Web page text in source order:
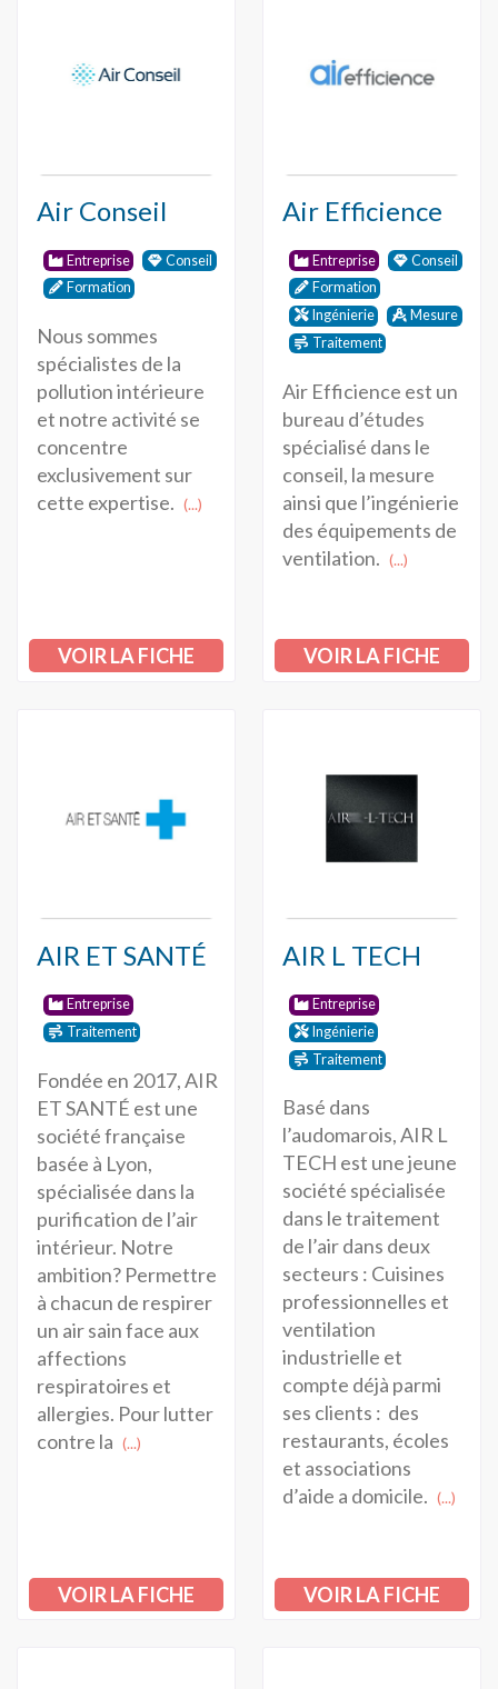
Air Conseil
Entreprise
Conseil
Formation
Nous sommes
spécialistes de la
pollution intérieure
et notre activité se
concentre
exclusivement sur
cette expertise. (...)
VOIR LA FICHE
Air Efficience
Entreprise
Conseil
Formation
Ingénierie
Mesure
Traitement
Air Efficience est un
bureau d’études
spécialisé dans le
conseil, la mesure
ainsi que l’ingénierie
des équipements de
ventilation. (...)
VOIR LA FICHE
AIR ET SANTÉ
Entreprise
Traitement
Fondée en 2017, AIR
ET SANTÉ est une
société française
basée à Lyon,
spécialisée dans la
purification de l’air
intérieur. Notre
ambition? Permettre
à chacun de respirer
un air sain face aux
affections
respiratoires et
allergies. Pour lutter
contre la (...)
VOIR LA FICHE
AIR L TECH
Entreprise
Ingénierie
Traitement
Basé dans
l’audomarois, AIR L
TECH est une jeune
société spécialisée
dans le traitement
de l’air dans deux
secteurs : Cuisines
professionnelles et
ventilation
industrielle et
compte déjà parmi
ses clients : des
restaurants, écoles
et associations
d’aide a domicile. (...)
VOIR LA FICHE